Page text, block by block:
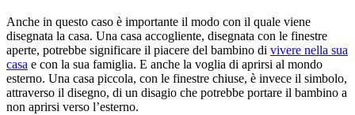
Anche in questo caso è importante il modo con il quale viene
disegnata la casa. Una casa accogliente, disegnata con le finestre
aperte, potrebbe significare il piacere del bambino di vivere nella sua
casa e con la sua famiglia. E anche la voglia di aprirsi al mondo
esterno. Una casa piccola, con le finestre chiuse, è invece il simbolo,
attraverso il disegno, di un disagio che potrebbe portare il bambino a
non aprirsi verso l’esterno.